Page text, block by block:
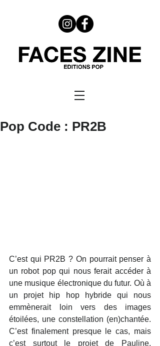
Pop Code : PR2B
C’est qui PR2B ? On pourrait penser à
un robot pop qui nous ferait accéder à
une musique électronique du futur. Où à
un projet hip hop hybride qui nous
emmènerait loin vers des images
étoilées, une constellation (en)chantée.
C’est finalement presque le cas, mais
c’est surtout le projet de Pauline,